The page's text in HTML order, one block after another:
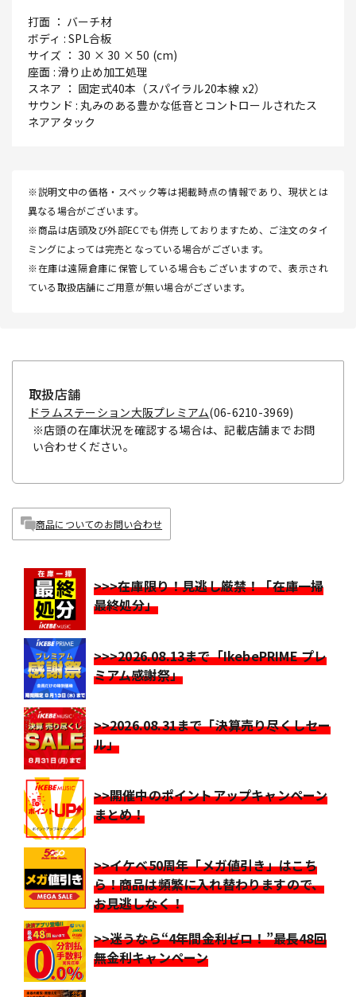
打面 ： バーチ材
ボディ : SPL合板
サイズ ： 30 × 30 × 50 (cm)
座面 : 滑り止め加工処理
スネア ： 固定式40本（スパイラル20本線 x2）
サウンド : 丸みのある豊かな低音とコントロールされたス
ネアアタック
※説明文中の価格・スペック等は掲載時点の情報であり、現状とは
異なる場合がございます。
※商品は店頭及び外部ECでも併売しておりますため、ご注文のタイ
ミングによっては完売となっている場合がございます。
※在庫は遠隔倉庫に保管している場合もございますので、表示され
ている取扱店舗にご用意が無い場合がございます。
取扱店舗
ドラムステーション大阪プレミアム(06-6210-3969)
※店頭の在庫状況を確認する場合は、記載店舗までお問
い合わせください。
商品についてのお問い合わせ
>>>在庫限り！見逃し厳禁！「在庫一掃
最終処分」
>>>2026.08.13まで「IkebePRIME プレ
ミアム感謝祭」
>>2026.08.31まで「決算売り尽くしセー
ル」
>>開催中のポイントアップキャンペーン
まとめ！
>>イケベ50周年「メガ値引き」はこち
ら！商品は頻繁に入れ替わりますので、
お見逃しなく！
>>迷うなら“4年間金利ゼロ！”最長48回
無金利キャンペーン